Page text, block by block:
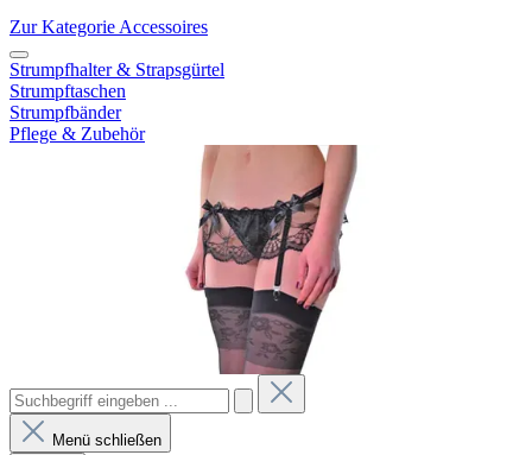
Zur Kategorie Accessoires
Strumpfhalter & Strapsgürtel
Strumpftaschen
Strumpfbänder
Pflege & Zubehör
Menü schließen